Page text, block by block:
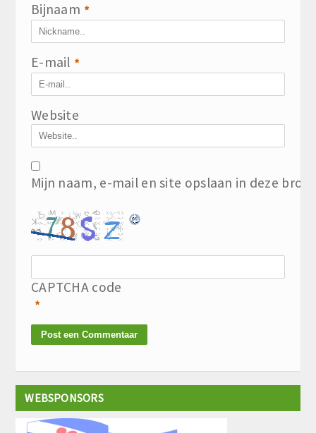
Bijnaam *
E-mail *
Website
Mijn naam, e-mail en site opslaan in deze
CAPTCHA code
*
WEBSPONSORS